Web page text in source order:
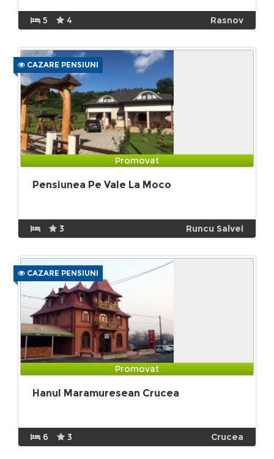
5 4 Rasnov
CAZARE PENSIUNI
Promovat
Pensiunea Pe Vale La Moco
3 Runcu Salvei
CAZARE PENSIUNI
Promovat
Hanul Maramuresean Crucea
6 3 Crucea